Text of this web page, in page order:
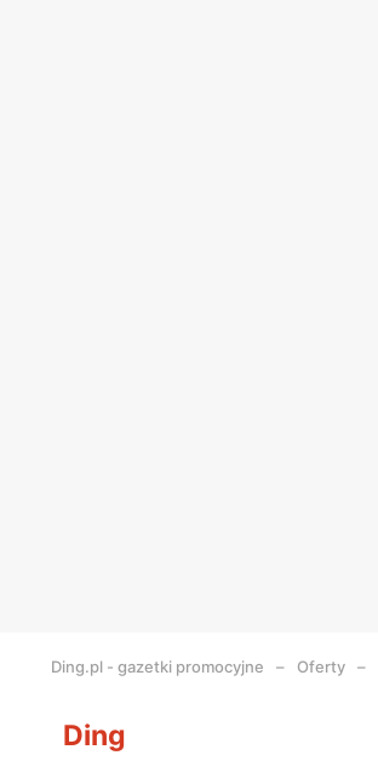
Ding.pl - gazetki promocyjne Oferty
Ding